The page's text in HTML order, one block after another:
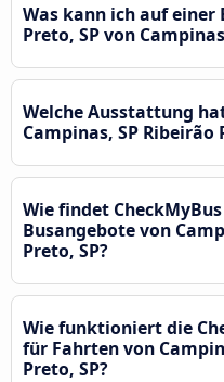
Was kann ich auf
Preto, SP von
Welche Ausstattung
Campinas, SP Ribeirão
Wie findet
Busangebote von
Preto, SP?
Wie funktioniert die
für Fahrten von
Preto, SP?